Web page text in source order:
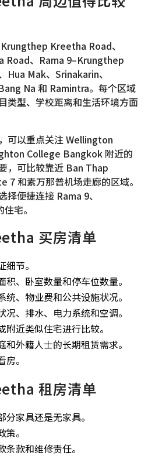
Kreetha Road、
、Rama 9–Krungthep
Mak、Srinakarin、
Na 和 Ramintra。每个区域
类型、学校距离和生活环境方面
可以重点关注 Wellington
College Bangkok 附近的
，可比较靠近 Ban Thap
和素万那普机场走廊的区域。
便捷连接 Rama 9、
宅。
买房清单
节。
积、卧室数量和停车位数量。
、物业费和公共设施状况。
、排水、电力系统和空调。
近类似住宅进行比较。
外籍人士的长期租赁需求。
。
租房清单
家具还是无家具。
。
款和维修责任。